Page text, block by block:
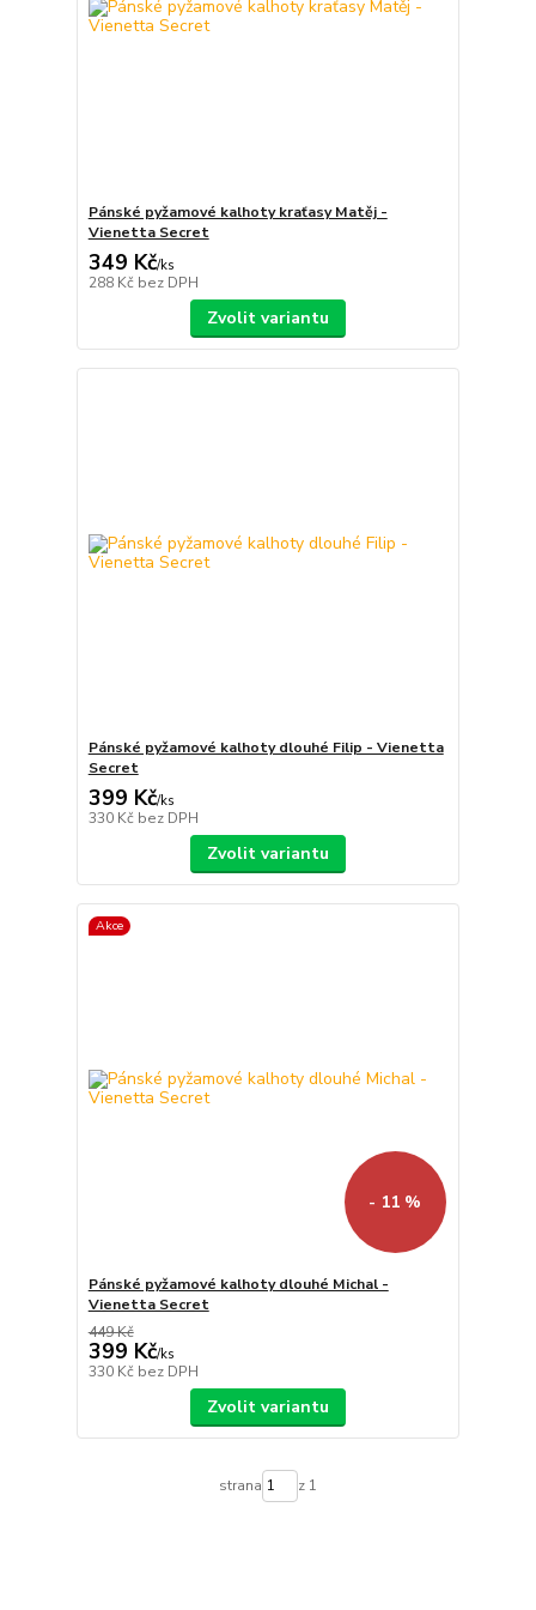
Pánské pyžamové kalhoty kraťasy Matěj -
Vienetta Secret
349 Kč/ks
288 Kč bez DPH
Zvolit variantu
Pánské pyžamové kalhoty dlouhé Filip - Vienetta
Secret
399 Kč/ks
330 Kč bez DPH
Zvolit variantu
Akce
- 11 %
Pánské pyžamové kalhoty dlouhé Michal -
Vienetta Secret
449 Kč
399 Kč/ks
330 Kč bez DPH
Zvolit variantu
strana z 1